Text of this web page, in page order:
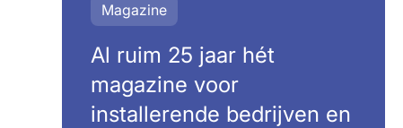
Magazine
Al ruim 25 jaar hét
magazine voor
installerende bedrijven en